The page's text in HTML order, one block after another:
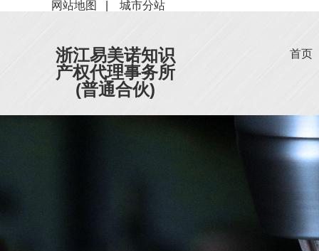
网站地图 城市分站
浙江易美诺知识
产权代理事务所
(普通合伙)
首页